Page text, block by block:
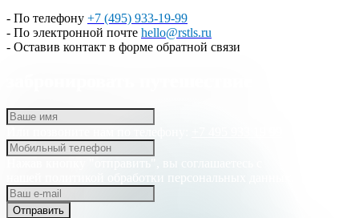
- По телефону +7 (495) 933-19-99
- По электронной почте hello@rstls.ru
- Оставив контакт в форме обратной связи
политикой обработки персональных данных.
Отправить